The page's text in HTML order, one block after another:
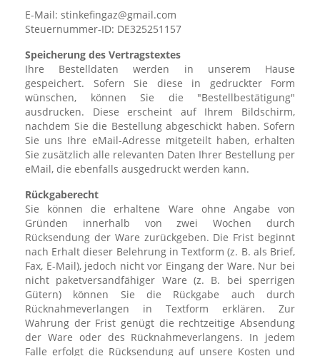
E-Mail: stinkefingaz@gmail.com
Steuernummer-ID: DE325251157
Speicherung des Vertragstextes
Ihre Bestelldaten werden in unserem Hause
gespeichert. Sofern Sie diese in gedruckter Form
wünschen, können Sie die "Bestellbestätigung"
ausdrucken. Diese erscheint auf Ihrem Bildschirm,
nachdem Sie die Bestellung abgeschickt haben. Sofern
Sie uns Ihre eMail-Adresse mitgeteilt haben, erhalten
Sie zusätzlich alle relevanten Daten Ihrer Bestellung per
eMail, die ebenfalls ausgedruckt werden kann.
Rückgaberecht
Sie können die erhaltene Ware ohne Angabe von
Gründen innerhalb von zwei Wochen durch
Rücksendung der Ware zurückgeben. Die Frist beginnt
nach Erhalt dieser Belehrung in Textform (z. B. als Brief,
Fax, E-Mail), jedoch nicht vor Eingang der Ware. Nur bei
nicht paketversandfähiger Ware (z. B. bei sperrigen
Gütern) können Sie die Rückgabe auch durch
Rücknahmeverlangen in Textform erklären. Zur
Wahrung der Frist genügt die rechtzeitige Absendung
der Ware oder des Rücknahmeverlangens. In jedem
Falle erfolgt die Rücksendung auf unsere Kosten und